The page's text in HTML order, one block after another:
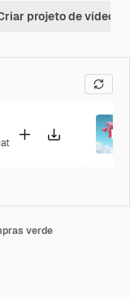
projeto de vídeo
verde